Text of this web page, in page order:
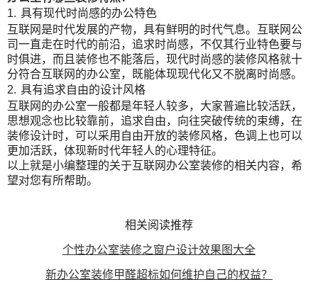
1. 具有现代时尚感的办公特色
互联网是时代发展的产物，具有鲜明的时代气息。互联网公
司一直走在时代的前沿，追求时尚感，不仅其行业特色要与
时俱进，而且装修也不能落后，现代时尚感的装修风格就十
分符合互联网的办公室，既能体现现代化又不脱离时尚感。
2. 具有追求自由的设计风格
互联网的办公室一般都是年轻人较多，大家普遍比较活跃，
思想观念也比较靠前，追求自由，向往突破传统的束缚，在
装修设计时，可以采用自由开放的装修风格，色调上也可以
更加活跃，体现新时代年轻人的心理特征。
以上就是小编整理的关于互联网办公室装修的相关内容，希
望对您有所帮助。
相关阅读推荐
个性办公室装修之窗户设计效果图大全
新办公室装修甲醛超标如何维护自己的权益？